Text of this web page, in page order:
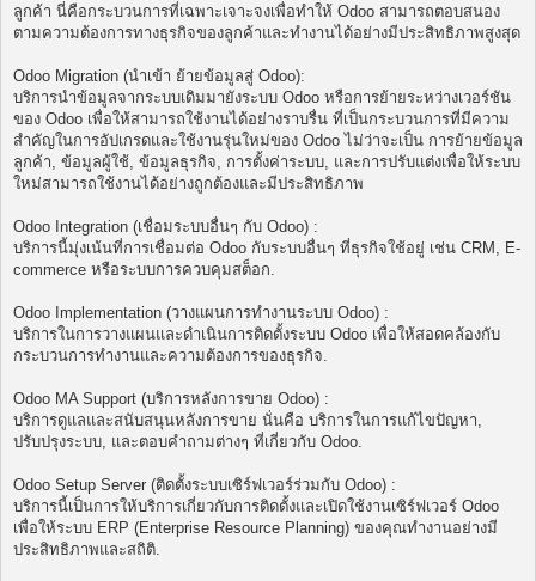
ลูกค้า นี่คือกระบวนการที่เฉพาะเจาะจงเพื่อทำให้ Odoo สามารถตอบสนอง
ตามความต้องการทางธุรกิจของลูกค้าและทำงานได้อย่างมีประสิทธิภาพสูงสุด
Odoo Migration (นำเข้า ย้ายข้อมูลสู่ Odoo):
บริการนำข้อมูลจากระบบเดิมมายังระบบ Odoo หรือการย้ายระหว่างเวอร์ชัน
ของ Odoo เพื่อให้สามารถใช้งานได้อย่างราบรื่น ที่เป็นกระบวนการที่มีความ
สำคัญในการอัปเกรดและใช้งานรุ่นใหม่ของ Odoo ไม่ว่าจะเป็น การย้ายข้อมูล
ลูกค้า, ข้อมูลผู้ใช้, ข้อมูลธุรกิจ, การตั้งค่าระบบ, และการปรับแต่งเพื่อให้ระบบ
ใหม่สามารถใช้งานได้อย่างถูกต้องและมีประสิทธิภาพ
Odoo Integration (เชื่อมระบบอื่นๆ กับ Odoo) :
บริการนี้มุ่งเน้นที่การเชื่อมต่อ Odoo กับระบบอื่นๆ ที่ธุรกิจใช้อยู่ เช่น CRM, E-
commerce หรือระบบการควบคุมสต็อก.
Odoo Implementation (วางแผนการทำงานระบบ Odoo) :
บริการในการวางแผนและดำเนินการติดตั้งระบบ Odoo เพื่อให้สอดคล้องกับ
กระบวนการทำงานและความต้องการของธุรกิจ.
Odoo MA Support (บริการหลังการขาย Odoo) :
บริการดูแลและสนับสนุนหลังการขาย นั่นคือ บริการในการแก้ไขปัญหา,
ปรับปรุงระบบ, และตอบคำถามต่างๆ ที่เกี่ยวกับ Odoo.
Odoo Setup Server (ติดตั้งระบบเซิร์ฟเวอร์ร่วมกับ Odoo) :
บริการนี้เป็นการให้บริการเกี่ยวกับการติดตั้งและเปิดใช้งานเซิร์ฟเวอร์ Odoo
เพื่อให้ระบบ ERP (Enterprise Resource Planning) ของคุณทำงานอย่างมี
ประสิทธิภาพและสถิติ.